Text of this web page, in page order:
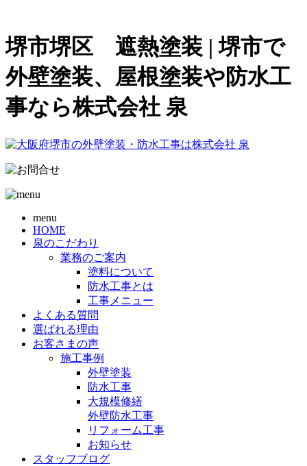
堺市堺区 遮熱塗装 | 堺市で
外壁塗装、屋根塗装や防水工
事なら株式会社 泉
menu
HOME
泉のこだわり
業務のご案内
塗料について
防水工事とは
工事メニュー
よくある質問
選ばれる理由
お客さまの声
施工事例
外壁塗装
防水工事
大規模修繕
外壁防水工事
リフォーム工事
お知らせ
スタッフブログ